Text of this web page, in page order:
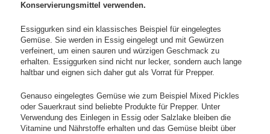
Konservierungsmittel verwenden.
Essiggurken sind ein klassisches Beispiel für eingelegtes
Gemüse. Sie werden in Essig eingelegt und mit Gewürzen
verfeinert, um einen sauren und würzigen Geschmack zu
erhalten. Essiggurken sind nicht nur lecker, sondern auch lange
haltbar und eignen sich daher gut als Vorrat für Prepper.
Genauso eingelegtes Gemüse wie zum Beispiel Mixed Pickles
oder Sauerkraut sind beliebte Produkte für Prepper. Unter
Verwendung des Einlegen in Essig oder Salzlake bleiben die
Vitamine und Nährstoffe erhalten und das Gemüse bleibt über